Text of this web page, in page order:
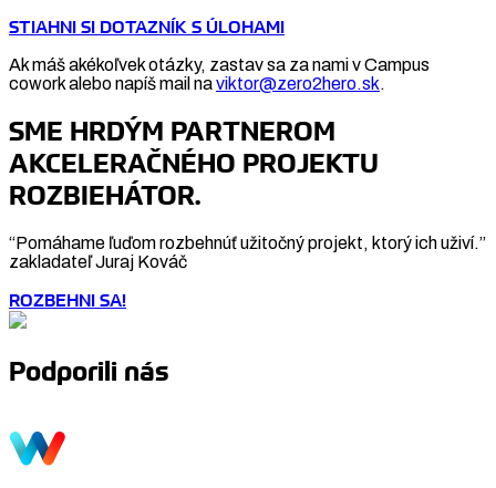
STIAHNI SI DOTAZNÍK S ÚLOHAMI
Ak máš akékoľvek otázky, zastav sa za nami v Campus
cowork alebo napíš mail naviktor@zero2hero.sk.
SME HRDÝM PARTNEROM
AKCELERAČNÉHO PROJEKTU
ROZBIEHÁTOR.
“Pomáhame ľuďom rozbehnúť užitočný projekt, ktorý ich uživí.”
zakladateľ Juraj Kováč
ROZBEHNI SA!
Podporili nás